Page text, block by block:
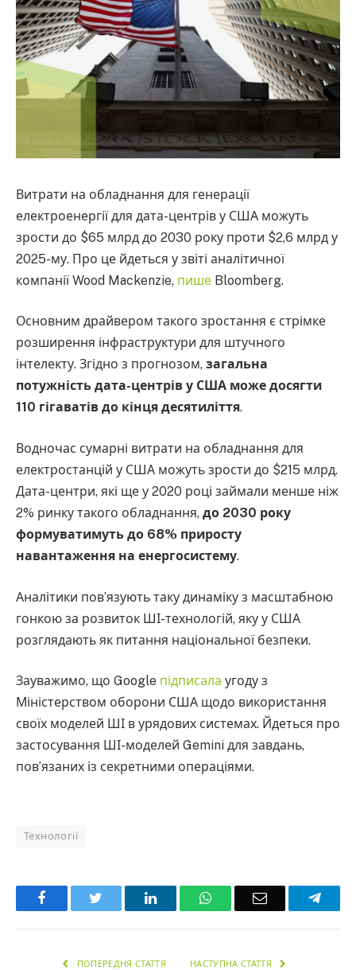
Витрати на обладнання для генерації
електроенергії для дата-центрів у США можуть
зрости до $65 млрд до 2030 року проти $2,6 млрд у
2025-му. Про це йдеться у звіті аналітичної
компанії Wood Mackenzie, пише Bloomberg.
Основним драйвером такого зростання є стрімке
розширення інфраструктури для штучного
інтелекту. Згідно з прогнозом, загальна
потужність дата-центрів у США може досягти
110 гігаватів до кінця десятиліття.
Водночас сумарні витрати на обладнання для
електростанцій у США можуть зрости до $215 млрд.
Дата-центри, які ще у 2020 році займали менше ніж
2% ринку такого обладнання, до 2030 року
формуватимуть до 68% приросту
навантаження на енергосистему.
Аналітики пов’язують таку динаміку з масштабною
гонкою за розвиток ШІ-технологій, яку у США
розглядають як питання національної безпеки.
Зауважимо, що Google підписала угоду з
Міністерством оборони США щодо використання
своїх моделей ШІ в урядових системах. Йдеться про
застосування ШІ-моделей Gemini для завдань,
пов’язаних із секретними операціями.
Технології
Facebook LinkedInWhatsAppEmail
ПОПЕРЕДНЯ СТАТТЯ НАСТУПНА СТАТТЯ